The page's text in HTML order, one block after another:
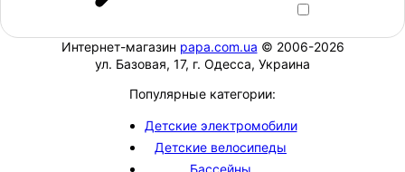
Интернет-магазин papa.com.ua © 2006-2026
ул. Базовая, 17, г. Одесса, Украина
Популярные категории:
Детские электромобили
Детские велосипеды
Бассейны